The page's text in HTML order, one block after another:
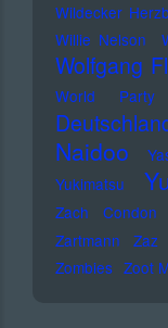
Wildecker
Willie Nelson
Wolfgang
World Party
Naidoo
Yukimatsu
Zach Condon
Zartmann
Zaz
Zombies Zoot